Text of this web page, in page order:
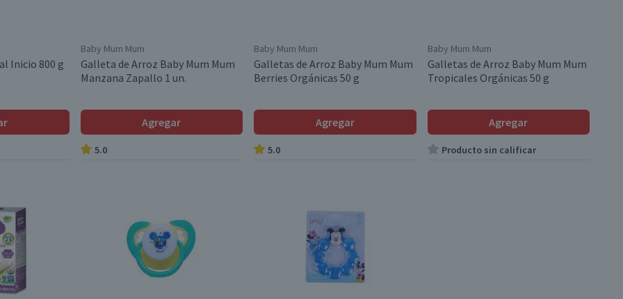
Inicio 800 g
Baby Mum Mum
Galleta de Arroz Baby Mum Mum
Manzana Zapallo 1 un.
Agregar
5.0
Baby Mum Mum
Galletas de Arroz Baby Mum Mum
Berries Orgánicas 50 g
Agregar
5.0
Baby Mum Mum
Galletas de Arroz Baby Mum Mum
Tropicales Orgánicas 50 g
Agregar
Producto sin calificar